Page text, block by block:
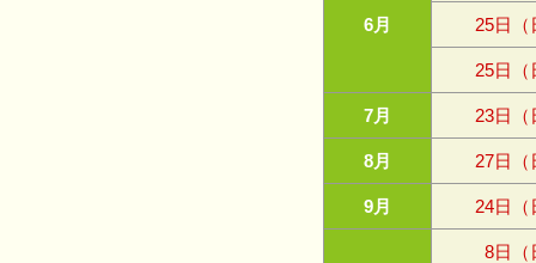
6月 25日（
25日（
7月 23日（
8月 27日（
9月 24日（
8日（